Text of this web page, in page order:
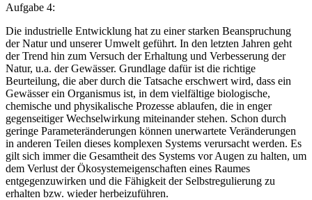
Aufgabe 4:
Die industrielle Entwicklung hat zu einer starken Beanspruchung
der Natur und unserer Umwelt geführt. In den letzten Jahren geht
der Trend hin zum Versuch der Erhaltung und Verbesserung der
Natur, u.a. der Gewässer. Grundlage dafür ist die richtige
Beurteilung, die aber durch die Tatsache erschwert wird, dass ein
Gewässer ein Organismus ist, in dem vielfältige biologische,
chemische und physikalische Prozesse ablaufen, die in enger
gegenseitiger Wechselwirkung miteinander stehen. Schon durch
geringe Parameteränderungen können unerwartete Veränderungen
in anderen Teilen dieses komplexen Systems verursacht werden. Es
gilt sich immer die Gesamtheit des Systems vor Augen zu halten, um
dem Verlust der Ökosystemeigenschaften eines Raumes
entgegenzuwirken und die Fähigkeit der Selbstregulierung zu
erhalten bzw. wieder herbeizuführen.